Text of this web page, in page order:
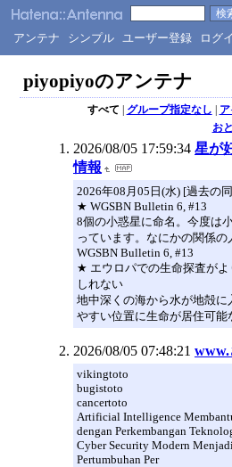
アンテナ シンプル ユーザー登録 ログ
piyopiyoのアンテナ
すべて | グループ指定なし |
お
2026/08/05 17:59:34 星が
情報
2026年08月05日(水) [過去の
★ WGSBN Bulletin 6, #13
8個の小惑星に命名。今度は
っています。なにかの関係の
WGSBN Bulletin 6, #13
★ エウロパでの生命探査が
しれない
地中深くの海から水が地殻に
やすい位置に生命が居住可
2026/08/05 07:48:21 www.
vikingtoto
bugistoto
cancertoto
Artificial Intelligence
dengan Perkembangan
Cyber Security Modern
Pertumbuhan Per